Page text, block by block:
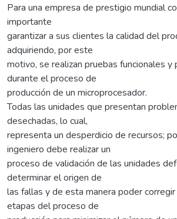
Para una empresa de prestigio mundial
importante
garantizar a sus clientes la calidad del
adquiriendo, por este
motivo, se realizan pruebas funcionales y
durante el proceso de
producción de un microprocesador.
Todas las unidades que presentan
desechadas, lo cual,
representa un desperdicio de recursos;
ingeniero debe realizar un
proceso de validación de las unidades
determinar el origen de
las fallas y de esta manera poder
etapas del proceso de